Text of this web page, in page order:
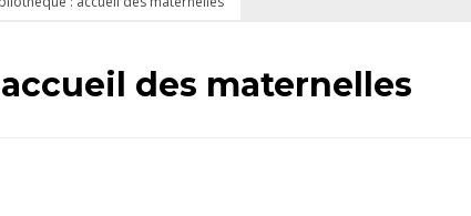
des maternelles